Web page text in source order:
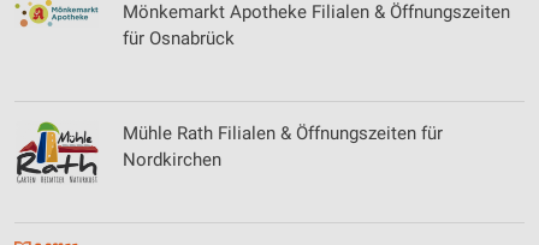
Mönkemarkt Apotheke Filialen & Öffnungszeiten
für Osnabrück
Mühle Rath Filialen & Öffnungszeiten für
Nordkirchen